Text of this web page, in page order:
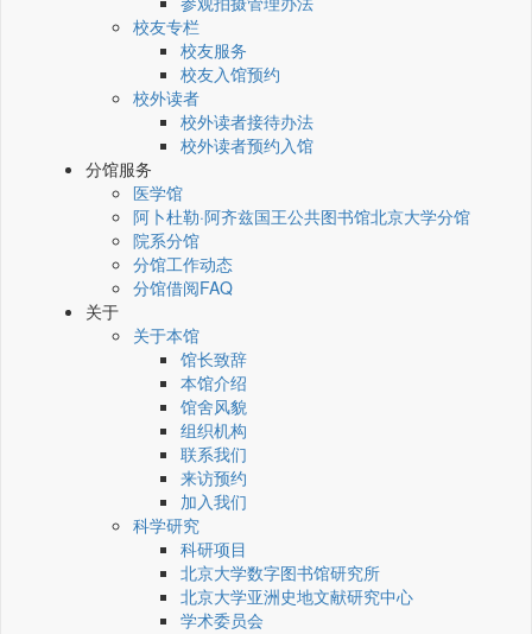
校友专栏
校友服务
校友入馆预约
校外读者
校外读者接待办法
校外读者预约入馆
分馆服务
医学馆
阿卜杜勒·阿齐兹国王公共图书馆北京大学分馆
院系分馆
分馆工作动态
分馆借阅FAQ
关于
关于本馆
馆长致辞
本馆介绍
馆舍风貌
组织机构
联系我们
来访预约
加入我们
科学研究
科研项目
北京大学数字图书馆研究所
北京大学亚洲史地文献研究中心
学术委员会